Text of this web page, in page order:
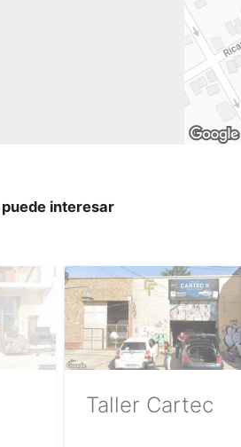
interesar
Taller Cartec